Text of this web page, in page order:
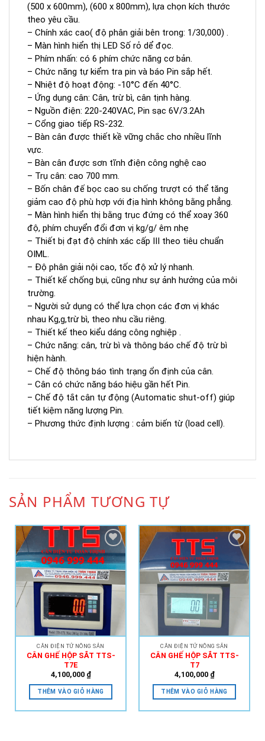
(500 x 600mm), (600 x 800mm), lựa chọn kích thước
theo yêu cầu.
– Chính xác cao( độ phân giải bên trong: 1/30,000) .
– Màn hình hiển thị LED Số rỏ dể đọc.
– Phím nhấn: có 6 phím chức năng cơ bản.
– Chức năng tự kiểm tra pin và báo Pin sắp hết.
– Nhiệt độ hoạt động: -10°C đến 40°C.
– Ứng dụng cân: Cân, trừ bì, cân tịnh hàng.
– Nguồn điện: 220-240VAC, Pin sạc 6V/3.2Ah
– Cổng giao tiếp RS-232.
– Bàn cân được thiết kề vững chắc cho nhiều lĩnh
vực.
– Bàn cân được sơn tĩnh điện công nghệ cao
– Trụ cân: cao 700 mm.
– Bốn chân đế bọc cao su chống trượt có thể tăng
giảm cao độ phù hợp với địa hình không bằng phẳng.
– Màn hình hiển thị bằng trục đứng có thể xoay 360
độ, phím chuyển đổi đơn vị kg/g/ êm nhẹ
– Thiết bị đạt độ chính xác cấp III theo tiêu chuẩn
OIML.
– Độ phân giải nội cao, tốc độ xử lý nhanh.
– Thiết kế chống bụi, cũng như sự ảnh hưởng của môi
trường.
– Người sử dụng có thể lựa chọn các đơn vị khác
nhau Kg,g,trừ bì, theo nhu cầu riêng.
– Thiết kế theo kiểu dáng công nghiệp .
– Chức năng: cân, trừ bì và thông báo chế độ trừ bì
hiện hành.
– Chế độ thông báo tình trạng ổn định của cân.
– Cân có chức năng báo hiệu gần hết Pin.
– Chế độ tắt cân tự động (Automatic shut-off) giúp
tiết kiệm năng lượng Pin.
– Phương thức định lượng : cảm biến từ (load cell).
SẢN PHẨM TƯƠNG TỰ
Add to
Wishlist
CÂN ĐIỆN TỬ NÔNG SẢN
CÂN GHẾ HỘP SẮT TTS-
T7E
4,100,000 ₫
THÊM VÀO GIỎ HÀNG
Add to
Wishlist
CÂN ĐIỆN TỬ NÔNG SẢN
CÂN GHẾ HỘP SẮT TTS-
T7
4,100,000 ₫
THÊM VÀO GIỎ HÀNG